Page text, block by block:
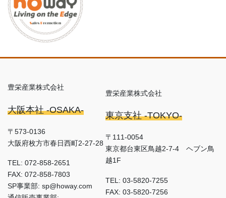
豊栄産業株式会社
大阪本社 -OSAKA-
〒573-0136
大阪府枚方市春日西町2-27-28
TEL: 072-858-2651
FAX: 072-858-7803
SP事業部: sp@howay.com
豊栄産業株式会社
東京支社 -TOKYO-
〒111-0054
東京都台東区鳥越2-7-4 ヘブン鳥
越1F
TEL: 03-5820-7255
FAX: 03-5820-7256